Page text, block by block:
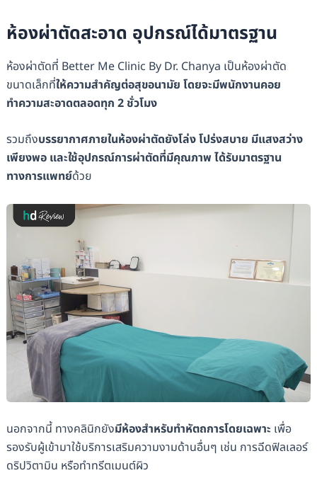
ห้องผ่าตัดสะอาด อุปกรณ์ได้มาตรฐาน
ห้องผ่าตัดที่ Better Me Clinic By Dr. Chanya เป็นห้องผ่าตัด
ขนาดเล็กที่ให้ความสำคัญต่อสุขอนามัย โดยจะมีพนักงานคอย
ทำความสะอาดตลอดทุก 2 ชั่วโมง
รวมถึงบรรยากาศภายในห้องผ่าตัดยังโล่ง โปร่งสบาย มีแสงสว่าง
เพียงพอ และใช้อุปกรณ์การผ่าตัดที่มีคุณภาพ ได้รับมาตรฐาน
ทางการแพทย์ด้วย
นอกจากนี้ ทางคลินิกยังมีห้องสำหรับทำหัตถการโดยเฉพาะ เพื่อ
รองรับผู้เข้ามาใช้บริการเสริมความงามด้านอื่นๆ เช่น การฉีดฟิลเลอร์
ดริปวิตามิน หรือทำทรีตเมนต์ผิว